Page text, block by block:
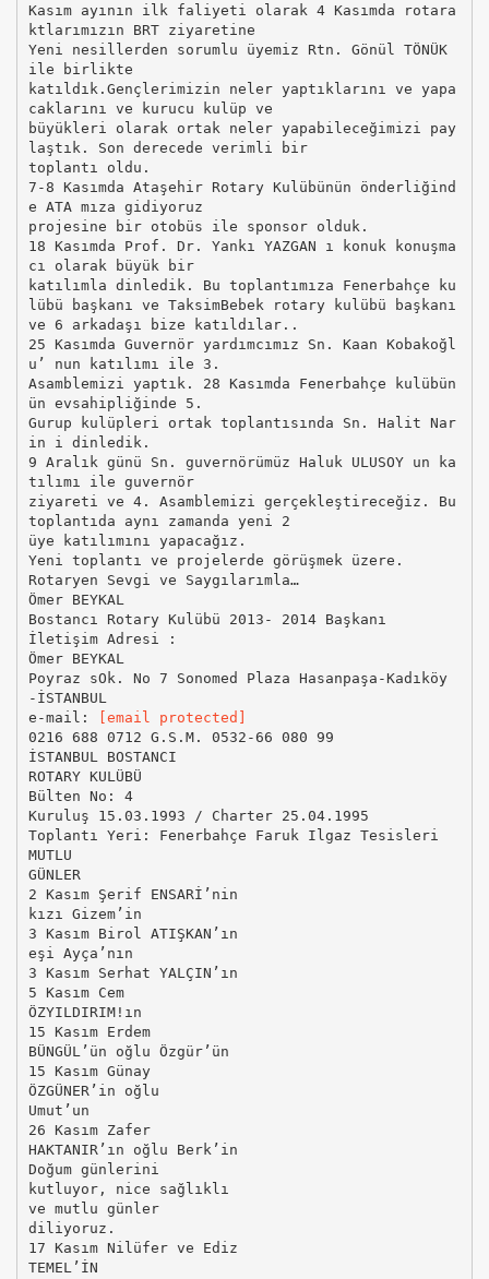
Kasım ayının ilk faliyeti olarak 4 Kasımda rotara
ktlarımızın BRT ziyaretine
Yeni nesillerden sorumlu üyemiz Rtn. Gönül TÖNÜK
ile birlikte
katıldık.Gençlerimizin neler yaptıklarını ve yapa
caklarını ve kurucu kulüp ve
büyükleri olarak ortak neler yapabileceğimizi pay
laştık. Son derecede verimli bir
toplantı oldu.
7-8 Kasımda Ataşehir Rotary Kulübünün önderliğind
e ATA mıza gidiyoruz
projesine bir otobüs ile sponsor olduk.
18 Kasımda Prof. Dr. Yankı YAZGAN ı konuk konuşma
cı olarak büyük bir
katılımla dinledik. Bu toplantımıza Fenerbahçe ku
lübü başkanı ve TaksimBebek rotary kulübü başkanı
ve 6 arkadaşı bize katıldılar..
25 Kasımda Guvernör yardımcımız Sn. Kaan Kobakoğl
u’ nun katılımı ile 3.
Asamblemizi yaptık. 28 Kasımda Fenerbahçe kulübün
ün evsahipliğinde 5.
Gurup kulüpleri ortak toplantısında Sn. Halit Nar
in i dinledik.
9 Aralık günü Sn. guvernörümüz Haluk ULUSOY un ka
tılımı ile guvernör
ziyareti ve 4. Asamblemizi gerçekleştireceğiz. Bu
toplantıda aynı zamanda yeni 2
üye katılımını yapacağız.
Yeni toplantı ve projelerde görüşmek üzere.
Rotaryen Sevgi ve Saygılarımla…
Ömer BEYKAL
Bostancı Rotary Kulübü 2013- 2014 Başkanı
İletişim Adresi :
Ömer BEYKAL
Poyraz sOk. No 7 Sonomed Plaza Hasanpaşa-Kadıköy
-İSTANBUL
e-mail:
[email protected]
0216 688 0712 G.S.M. 0532-66 080 99
İSTANBUL BOSTANCI
ROTARY KULÜBÜ
Bülten No: 4
Kuruluş 15.03.1993 / Charter 25.04.1995
Toplantı Yeri: Fenerbahçe Faruk Ilgaz Tesisleri
MUTLU
GÜNLER
2 Kasım Şerif ENSARİ’nin
kızı Gizem’in
3 Kasım Birol ATIŞKAN’ın
eşi Ayça’nın
3 Kasım Serhat YALÇIN’ın
5 Kasım Cem
ÖZYILDIRIM!ın
15 Kasım Erdem
BÜNGÜL’ün oğlu Özgür’ün
15 Kasım Günay
ÖZGÜNER’in oğlu
Umut’un
26 Kasım Zafer
HAKTANIR’ın oğlu Berk’in
Doğum günlerini
kutluyor, nice sağlıklı
ve mutlu günler
diliyoruz.
17 Kasım Nilüfer ve Ediz
TEMEL’İN